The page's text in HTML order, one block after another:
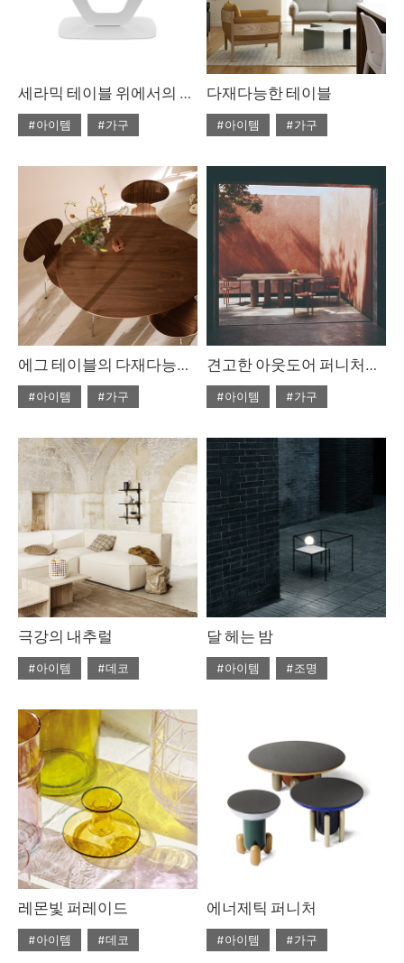
세라믹 테이블 위에서의 만찬
#아이템
#가구
#테이블
다재다능한 테이블
#아이템
#가구
에그 테이블의 다재다능한 아름다움
#아이템
#가구
#ISSUE265
#테이블
견고한 아웃도어 퍼니처를 찾고 있다면
#아이템
#가구
#ISSUE263
#테이블
극강의 내추럴
#아이템
#데코
#6월호 뉴
#뉴
#디올
#라탄
#리넨
#우드
#의자
#자라홈
#조명
#체어
#테이블
#토즈
#펌리빙
달 헤는 밤
#아이템
#조명
#조명 디자인
#테이블
#트렌드
레몬빛 퍼레이드
#아이템
#데코
에너제틱 퍼니처
#아이템
#가구